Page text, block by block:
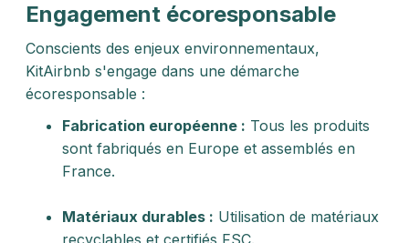
Engagement écoresponsable
Conscients des enjeux environnementaux,
KitAirbnb s'engage dans une démarche
écoresponsable :​
Fabrication européenne : Tous les produits
sont fabriqués en Europe et assemblés en
France.​
Matériaux durables : Utilisation de matériaux
recyclables et certifiés FSC.​